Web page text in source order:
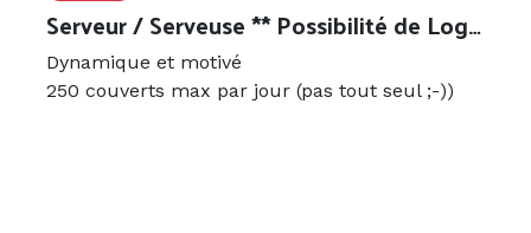
Serveur / Serveuse ** Possibilité de Logement ** (copié)
Dynamique et motivé
250 couverts max par jour (pas tout seul ;-))